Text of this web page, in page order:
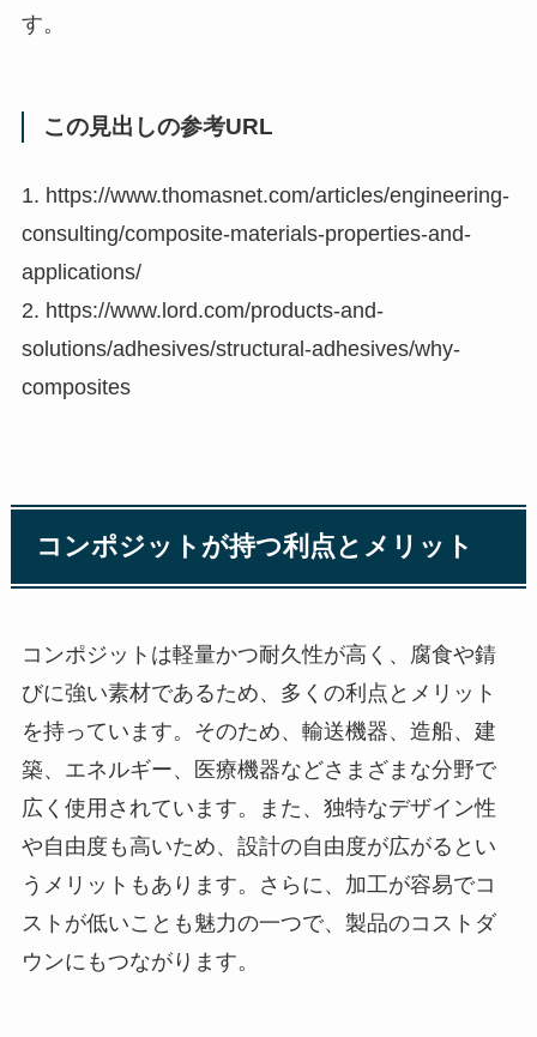
す。
この見出しの参考URL
1. https://www.thomasnet.com/articles/engineering-
consulting/composite-materials-properties-and-
applications/
2. https://www.lord.com/products-and-
solutions/adhesives/structural-adhesives/why-
composites
コンポジットが持つ利点とメリット
コンポジットは軽量かつ耐久性が高く、腐食や錆
びに強い素材であるため、多くの利点とメリット
を持っています。そのため、輸送機器、造船、建
築、エネルギー、医療機器などさまざまな分野で
広く使用されています。また、独特なデザイン性
や自由度も高いため、設計の自由度が広がるとい
うメリットもあります。さらに、加工が容易でコ
ストが低いことも魅力の一つで、製品のコストダ
ウンにもつながります。